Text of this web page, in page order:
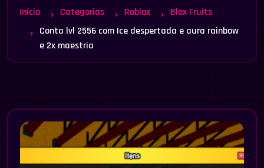
Início Categorias Roblox
Blox Fruits
Conta lvl 2556 com Ice despertada e aura rainbow
e 2x maestria